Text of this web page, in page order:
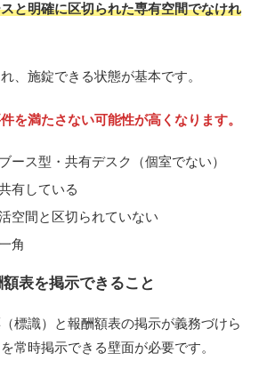
と明確に区切られた専有空間でなけれ
、施錠できる状態が基本です。
を満たさない可能性が高くなります。
ース型・共有デスク（個室でない）
有している
空間と区切られていない
角
表を掲示できること
標識）と報酬額表の掲示が義務づけら
常時掲示できる壁面が必要です。